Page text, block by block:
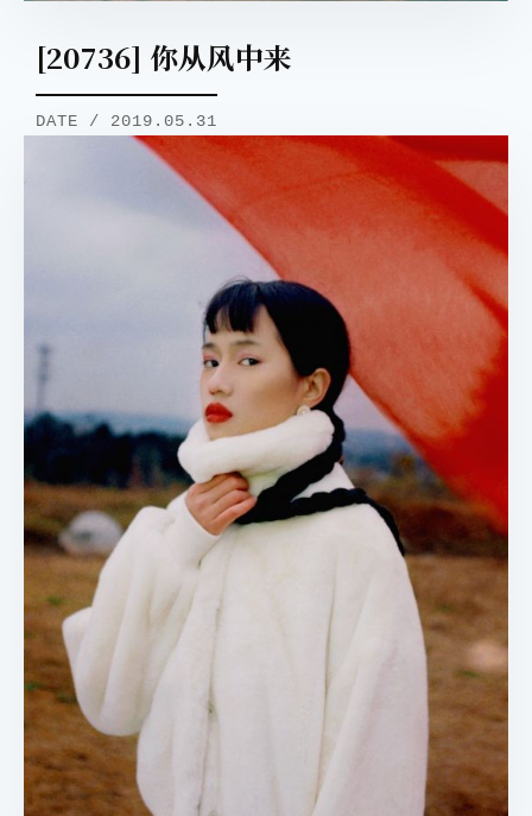
[20736] 你从风中来
DATE / 2019.05.31